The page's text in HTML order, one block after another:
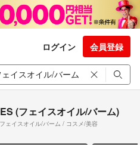
ログイン 会員登録
(フェイスオイル/バーム)
ェイスオイル/バーム / コスメ/美容